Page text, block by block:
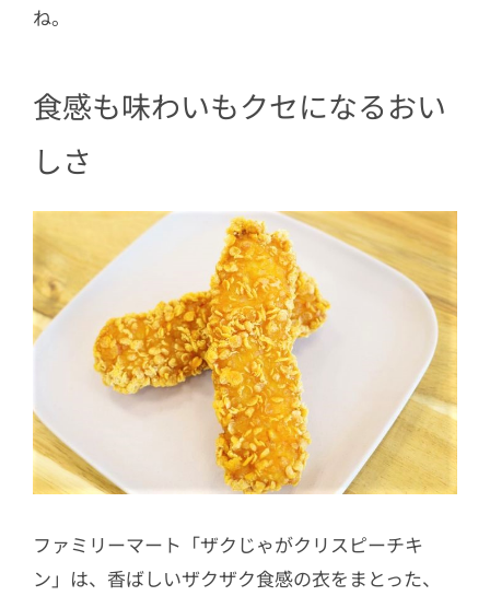
ね。
食感も味わいもクセになるおい
しさ
ファミリーマート「ザクじゃがクリスピーチキ
ン」は、香ばしいザクザク食感の衣をまとった、